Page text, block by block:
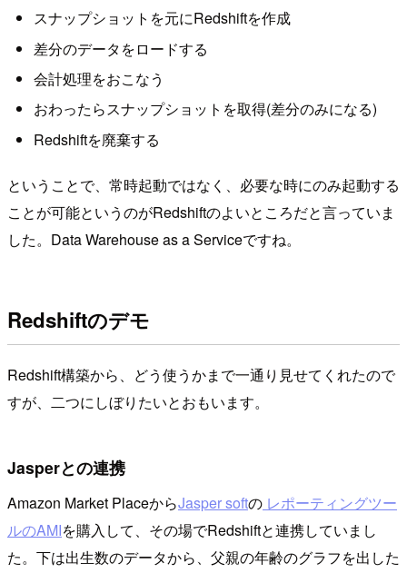
スナップショットを元にRedshiftを作成
差分のデータをロードする
会計処理をおこなう
おわったらスナップショットを取得(差分のみになる)
Redshiftを廃棄する
ということで、常時起動ではなく、必要な時にのみ起動する
ことが可能というのがRedshiftのよいところだと言っていま
した。Data Warehouse as a Serviceですね。
Redshiftのデモ
Redshift構築から、どう使うかまで一通り見せてくれたので
すが、二つにしぼりたいとおもいます。
Jasperとの連携
Amazon Market PlaceからJasper softの レポーティングツー
ルのAMIを購入して、その場でRedshiftと連携していまし
た。下は出生数のデータから、父親の年齢のグラフを出した